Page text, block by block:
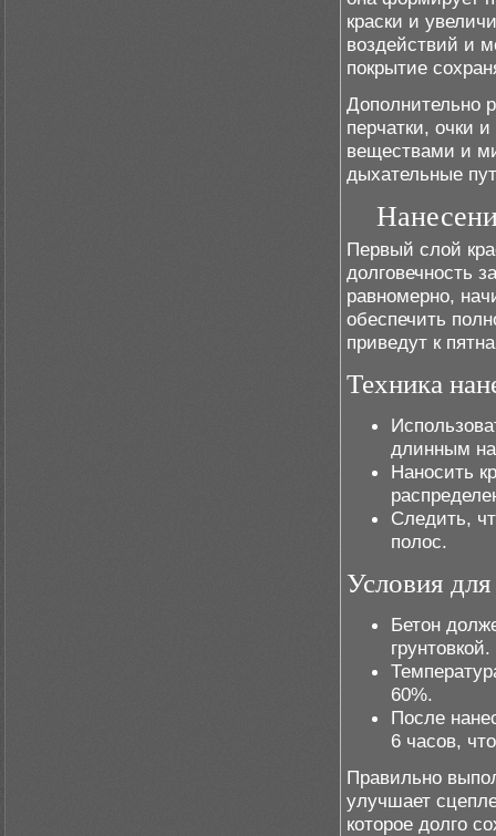
краски и
воздействий и
покрытие
Дополнительно
перчатки, очки
веществами и
дыхательные
Первый слой
долговечность
равномерно,
обеспечить
приведут к
Техника
длинным
Наносить
Следить,
полос.
Условия для
Бетон
грунтовкой.
60%.
После
6 часов,
Правильно
улучшает
которое долго